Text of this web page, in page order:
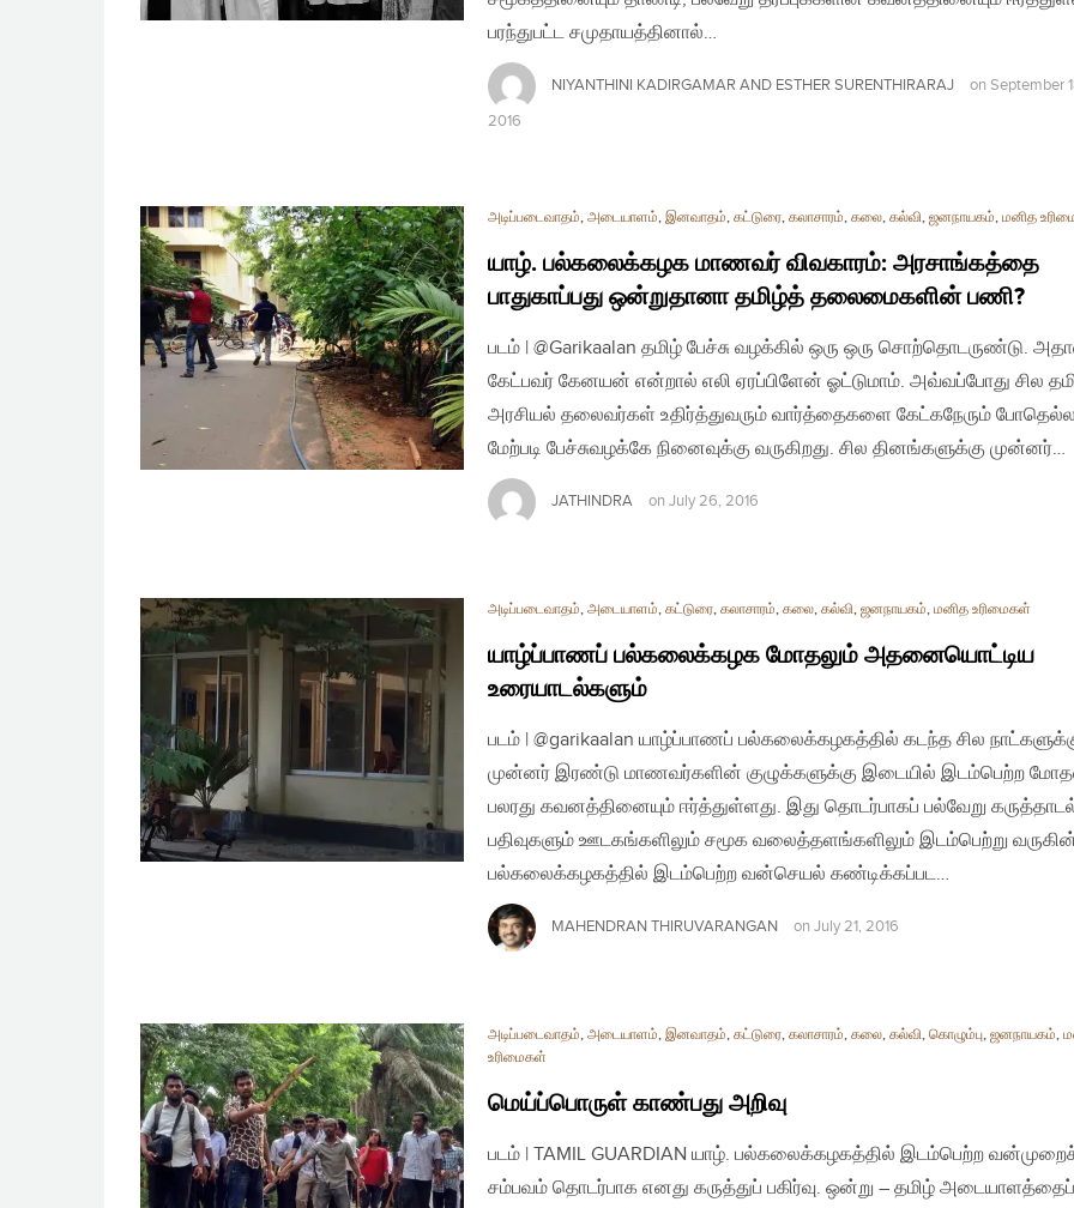
பரந்துபட்ட சமுதாயத்தினால்…
NIYANTHINI KADIRGAMAR AND ESTHER SURENTHIRARAJ on September
2016
அடிப்படைவாதம், அடையாளம், இனவாதம், கட்டுரை, கலாசாரம், கலை, கல்வி, ஜனநாயகம், மனித
யாழ். பல்கலைக்கழக மாணவர் விவகாரம்: அரசாங்கத்தை
பாதுகாப்பது ஒன்றுதானா தமிழ்த் தலைமைகளின் பணி?
படம் | @Garikaalan தமிழ் பேச்சு வழக்கில் ஒரு ஒரு சொற்தொடருண்டு.
கேட்பவர் கேனயன் என்றால் எலி ஏரப்பிளேன் ஓட்டுமாம். அவ்வப்போது சில
அரசியல் தலைவர்கள் உதிர்த்துவரும் வார்த்தைகளை கேட்கநேரும்
மேற்படி பேச்சுவழக்கே நினைவுக்கு வருகிறது. சில தினங்களுக்கு முன்னர்…
JATHINDRA on July 26, 2016
அடிப்படைவாதம், அடையாளம், கட்டுரை, கலாசாரம், கலை, கல்வி, ஜனநாயகம், மனித உரிமைகள்
யாழ்ப்பாணப் பல்கலைக்கழக மோதலும் அதனையொட்டிய‌
உரையாடல்களும்
படம் | @garikaalan யாழ்ப்பாணப் பல்கலைக்கழகத்தில் கடந்த சில
முன்னர் இரண்டு மாணவர்களின் குழுக்களுக்கு இடையில் இடம்பெற்ற
பலரது கவனத்தினையும் ஈர்த்துள்ளது. இது தொடர்பாகப் பல்வேறு
பதிவுகளும் ஊடகங்களிலும் சமூக வலைத்தளங்களிலும் இடம்பெற்று
பல்கலைக்கழகத்தில் இடம்பெற்ற வன்செயல் கண்டிக்கப்பட…
MAHENDRAN THIRUVARANGAN on July 21, 2016
அடிப்படைவாதம், அடையாளம், இனவாதம், கட்டுரை, கலாசாரம், கலை, கல்வி, கொழும்பு, ஜனநாயகம்,
உரிமைகள்
மெய்ப்பொருள் காண்பது அறிவு
படம் | TAMIL GUARDIAN யாழ். பல்கலைக்கழகத்தில் இடம்பெற்ற
சம்பவம் தொடர்பாக எனது கருத்துப் பகிர்வு. ஒன்று – தமிழ் அடையாளத்தைப்